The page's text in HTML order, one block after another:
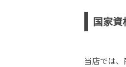
国家資
当店では、